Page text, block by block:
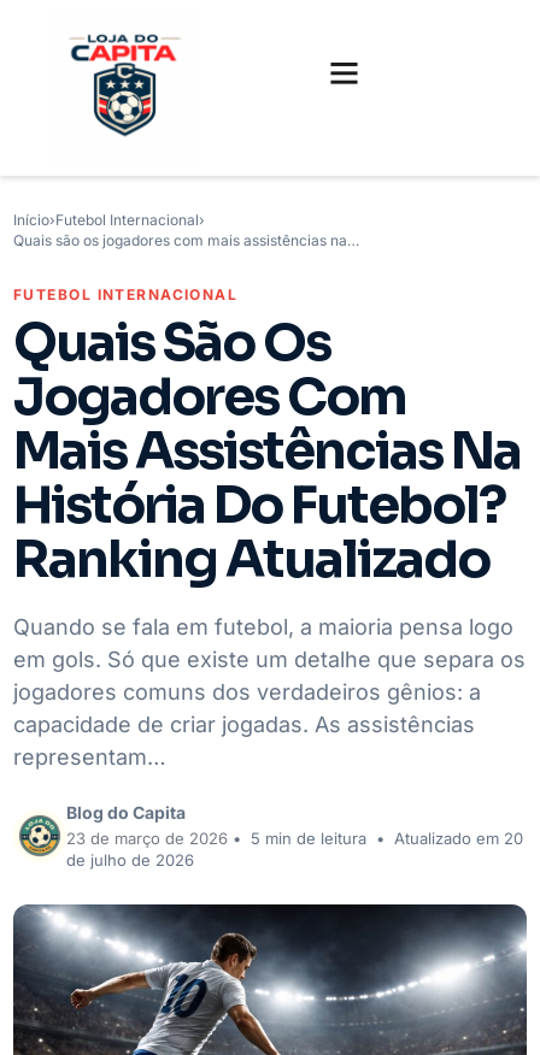
Início›Futebol Internacional›
Quais são os jogadores com mais assistências na…
FUTEBOL INTERNACIONAL
Quais São Os
Jogadores Com
Mais Assistências Na
História Do Futebol?
Ranking Atualizado
Quando se fala em futebol, a maioria pensa logo
em gols. Só que existe um detalhe que separa os
jogadores comuns dos verdadeiros gênios: a
capacidade de criar jogadas. As assistências
representam…
Blog do Capita
23 de março de 2026 • 5 min de leitura •
Atualizado em 20
de julho de 2026